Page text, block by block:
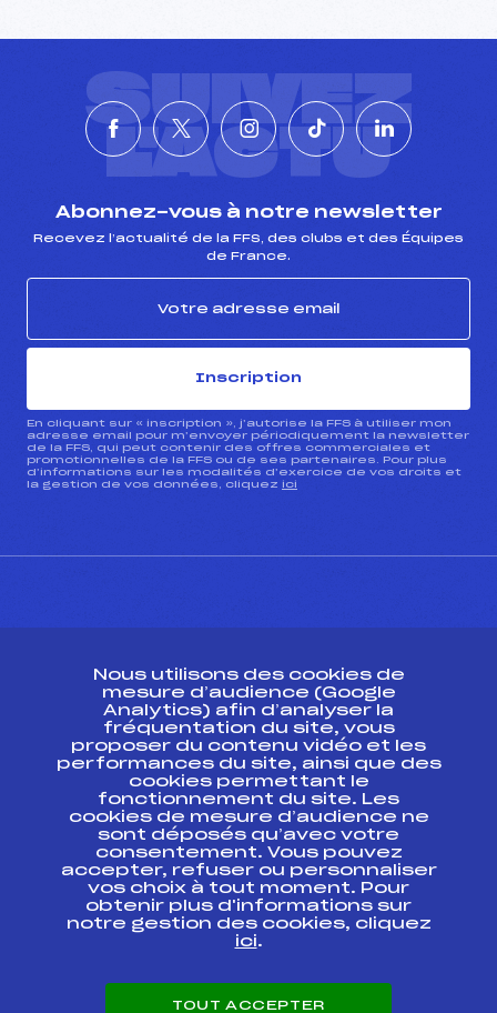
SUIVEZ
L'ACTU
Abonnez-vous à notre newsletter
Recevez l’actualité de la FFS, des clubs et des Équipes
de France.
Inscription
En cliquant sur « inscription », j’autorise la FFS à utiliser mon
adresse email pour m’envoyer périodiquement la newsletter
de la FFS, qui peut contenir des offres commerciales et
promotionnelles de la FFS ou de ses partenaires. Pour plus
d’informations sur les modalités d’exercice de vos droits et
la gestion de vos données, cliquez ici
Ressources
Pass’Neige
Projet sportif fédéral
Projet de performance fédéral
Antidopage
Pôle Développement, Formation, Suivi
Scientifique
Listes ministérielles
Pôle vie de l’athlète
Enseignement professionnel
Nous utilisons des cookies de
mesure d’audience (Google
Analytics) afin d’analyser la
fréquentation du site, vous
proposer du contenu vidéo et les
performances du site, ainsi que des
cookies permettant le
fonctionnement du site. Les
cookies de mesure d’audience ne
sont déposés qu’avec votre
consentement. Vous pouvez
accepter, refuser ou personnaliser
vos choix à tout moment. Pour
obtenir plus d'informations sur
notre gestion des cookies, cliquez
ici.
TOUT ACCEPTER